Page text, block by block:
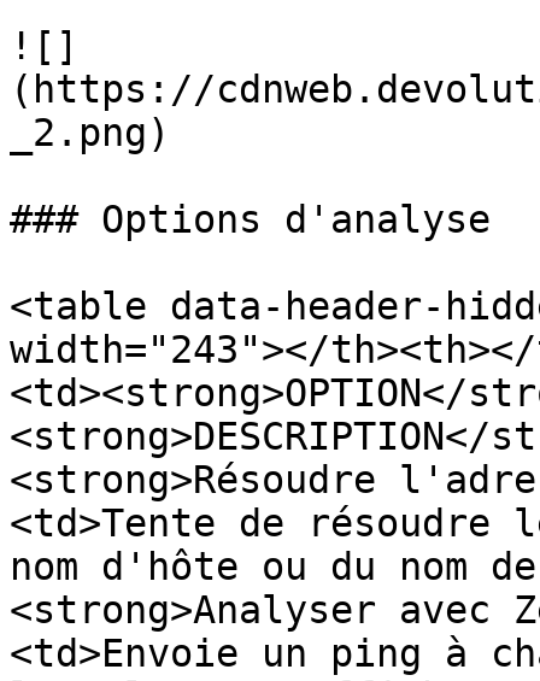
![]
(https://
_2.png)
### Options d'analyse
<table data-header-
width="243"></
<td><strong>OPTION</
<strong>Résoudre
<td>Tente de
nom d'hôte ou du nom
<strong>Analyser avec
<td>Envoie un ping à